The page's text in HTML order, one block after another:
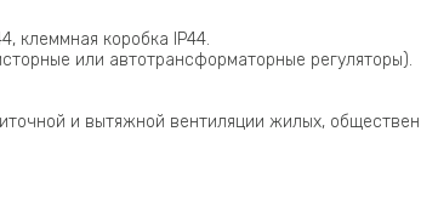
клеммная коробка IP44.
или автотрансформаторные регуляторы).
и вытяжной вентиляции жилых,